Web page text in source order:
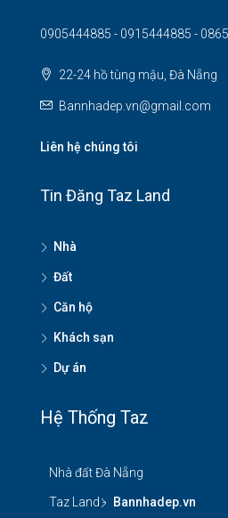
0905444885 - 0915444885 -
22-24 hồ tùng mậu, Đà Nẵng
Bannhadep.vn@gmail.com
Liên hệ chúng tôi
Tin Đăng Taz Land
Nhà
Đất
Căn hộ
Khách sạn
Dự án
Hệ Thống Taz
Nhà đất Đà Nẵng
Taz Land - Bannhadep.vn